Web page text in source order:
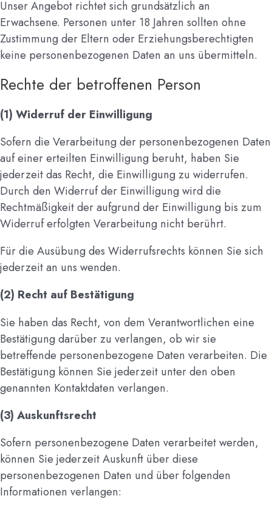
Unser Angebot richtet sich grundsätzlich an
Erwachsene. Personen unter 18 Jahren sollten ohne
Zustimmung der Eltern oder Erziehungsberechtigten
keine personenbezogenen Daten an uns übermitteln.
Rechte der betroffenen Person
(1) Widerruf der Einwilligung
Sofern die Verarbeitung der personenbezogenen Daten
auf einer erteilten Einwilligung beruht, haben Sie
jederzeit das Recht, die Einwilligung zu widerrufen.
Durch den Widerruf der Einwilligung wird die
Rechtmäßigkeit der aufgrund der Einwilligung bis zum
Widerruf erfolgten Verarbeitung nicht berührt.
Für die Ausübung des Widerrufsrechts können Sie sich
jederzeit an uns wenden.
(2) Recht auf Bestätigung
Sie haben das Recht, von dem Verantwortlichen eine
Bestätigung darüber zu verlangen, ob wir sie
betreffende personenbezogene Daten verarbeiten. Die
Bestätigung können Sie jederzeit unter den oben
genannten Kontaktdaten verlangen.
(3) Auskunftsrecht
Sofern personenbezogene Daten verarbeitet werden,
können Sie jederzeit Auskunft über diese
personenbezogenen Daten und über folgenden
Informationen verlangen: